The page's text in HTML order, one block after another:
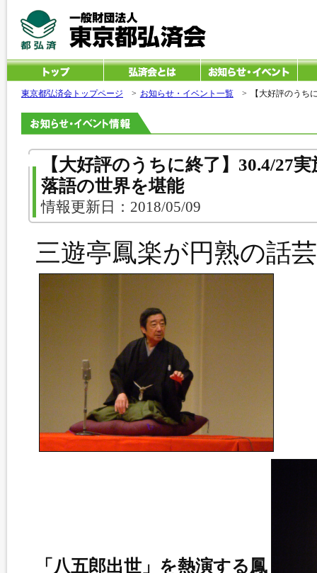
東京都弘済会トップページ > お知らせ・イベント一覧> 【大好評のうち
【大好評のうちに終了】30.4/27
落語の世界を堪能
情報更新日：2018/05/09
三遊亭鳳楽が円熟の話
「八五郎出世」を熱演する鳳